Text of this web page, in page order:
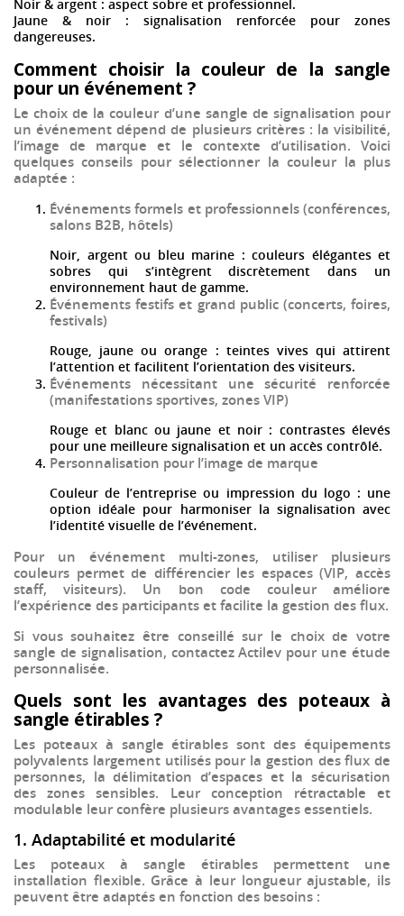
Noir & argent : aspect sobre et professionnel.
Jaune & noir : signalisation renforcée pour zones
dangereuses.
Comment choisir la couleur de la sangle
pour un événement ?
Le choix de la couleur d’une sangle de signalisation pour
un événement dépend de plusieurs critères : la visibilité,
l’image de marque et le contexte d’utilisation. Voici
quelques conseils pour sélectionner la couleur la plus
adaptée :
Événements formels et professionnels(conférences,
salons B2B, hôtels)
Noir, argent ou bleu marine : couleurs élégantes et
sobres qui s’intègrent discrètement dans un
environnement haut de gamme.
Événements festifs et grand public(concerts, foires,
festivals)
Rouge, jaune ou orange : teintes vives qui attirent
l’attention et facilitent l’orientation des visiteurs.
Événements nécessitant une sécurité renforcée
(manifestations sportives, zones VIP)
Rouge et blanc ou jaune et noir : contrastes élevés
pour une meilleure signalisation et un accès contrôlé.
Personnalisation pour l’image de marque
Couleur de l’entreprise ou impression du logo : une
option idéale pour harmoniser la signalisation avec
l’identité visuelle de l’événement.
Pour un événement multi-zones, utiliser plusieurs
couleurs permet de différencier les espaces (VIP, accès
staff, visiteurs). Un bon code couleur améliore
l’expérience des participants et facilite la gestion des flux.
Si vous souhaitez être conseillé sur le choix de votre
sangle de signalisation, contactez Actilev pour une étude
personnalisée.
Quels sont les avantages des poteaux à
sangle étirables ?
Les poteaux à sangle étirables sont des équipements
polyvalents largement utilisés pour la gestion des flux de
personnes, ladélimitation d’espaces et lasécurisation
des zones sensibles. Leur conception rétractable et
modulable leur confère plusieurs avantages essentiels.
1. Adaptabilité et modularité
Les poteaux à sangle étirables permettent une
installation flexible. Grâce à leur longueur ajustable, ils
peuvent être adaptés en fonction des besoins :